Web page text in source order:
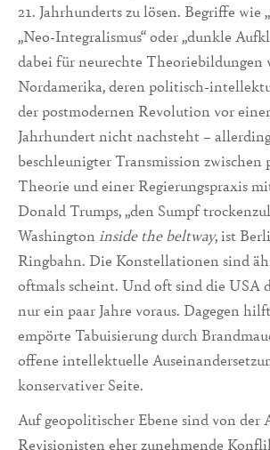
21. Jahrhunderts zu lösen. Begriffe wie
„Neo-Integralismus“ oder „dunkle
dabei für neurechte Theoriebildungen
Nordamerika, deren politisch-
der postmodernen Revolution vor
Jahrhundert nicht nachsteht –
beschleunigter Transmission zwischen
Theorie und einer Regierungspraxis
Donald Trumps, „den Sumpf
Washington inside the beltway, ist
Ringbahn. Die Konstellationen sind
oftmals scheint. Und oft sind die USA
nur ein paar Jahre voraus. Dagegen
empörte Tabuisierung durch
offene intellektuelle
konservativer Seite.
Auf geopolitischer Ebene sind von der
Revisionisten eher zunehmende